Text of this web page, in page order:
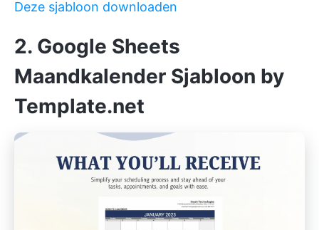
Deze sjabloon downloaden
2. Google Sheets
Maandkalender Sjabloon by
Template.net